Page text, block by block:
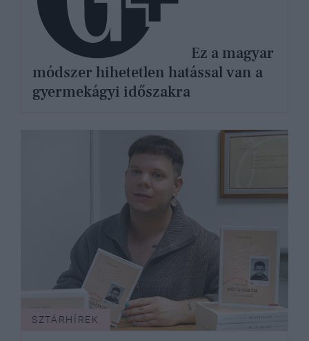
módszer hihetetlen hatással van a
gyermekágyi időszakra
SZTÁRHÍREK